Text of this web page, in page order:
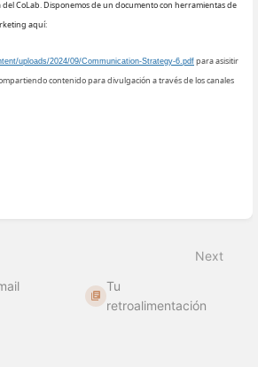
CoLab. Disponemos de un documento con herramientas de
aquí:
uploads/2024/09/Communication-Strategy-6.pdfpara asisitir
contenido para divulgación a través de los canales
Next
Tu
retroalimentación